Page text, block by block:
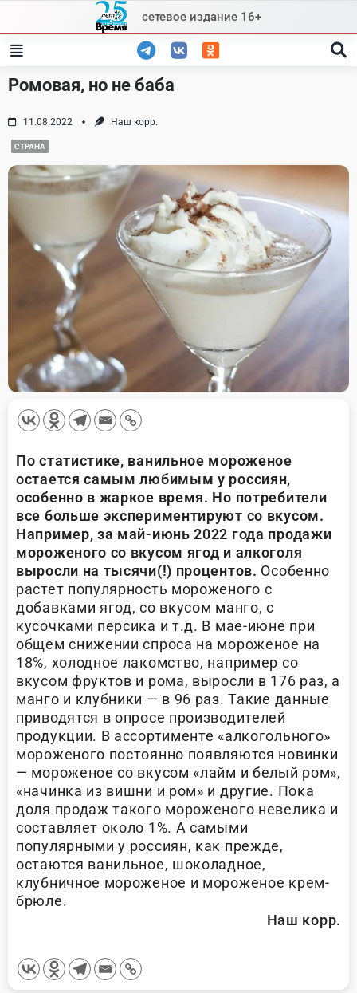
content
сетевое издание 16+
Ромовая, но не баба
11.08.2022 Наш корр.
СТРАНА
По статистике, ванильное мороженое
остается самым любимым у россиян,
особенно в жаркое время. Но потребители
все больше экспериментируют со вкусом.
Например, за май-июнь 2022 года продажи
мороженого со вкусом ягод и алкоголя
выросли на тысячи(!) процентов. Особенно
растет популярность мороженого с
добавками ягод, со вкусом манго, с
кусочками персика и т.д. В мае-июне при
общем снижении спроса на мороженое на
18%, холодное лакомство, например со
вкусом фруктов и рома, выросли в 176 раз, а
манго и клубники — в 96 раз. Такие данные
приводятся в опросе производителей
продукции. В ассортименте «алкогольного»
мороженого постоянно появляются новинки
— мороженое со вкусом «лайм и белый ром»,
«начинка из вишни и ром» и другие. Пока
доля продаж такого мороженого невелика и
составляет около 1%. А самыми
популярными у россиян, как прежде,
остаются ванильное, шоколадное,
клубничное мороженое и мороженое крем-
брюле.
Наш корр.